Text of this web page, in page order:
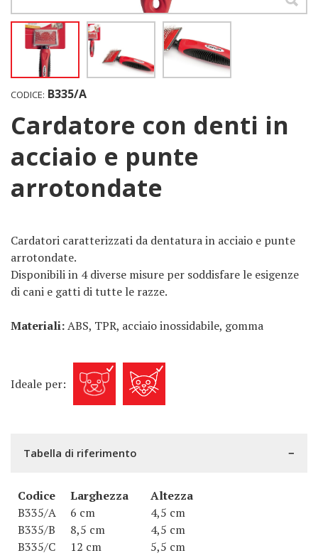
CODICE: B335/A
Cardatore con denti in
acciaio e punte
arrotondate
Cardatori caratterizzati da dentatura in acciaio e punte
arrotondate.
Disponibili in 4 diverse misure per soddisfare le esigenze
di cani e gatti di tutte le razze.
Materiali:ABS, TPR, acciaio inossidabile, gomma
Ideale per:
Tabella di riferimento
Codice Larghezza
Altezza
B335/A
6 cm
4,5 cm
B335/B
8,5 cm
4,5 cm
B335/C
12 cm
5,5 cm